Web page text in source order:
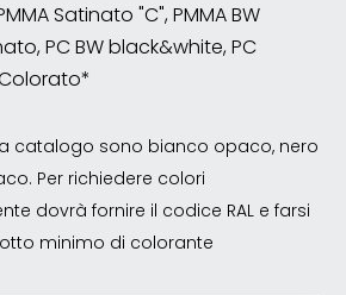
Satinato "C", PMMA BW
PC BW black&white, PC
catalogo sono bianco opaco, nero
Per richiedere colori
dovrà fornire il codice RAL e farsi
minimo di colorante